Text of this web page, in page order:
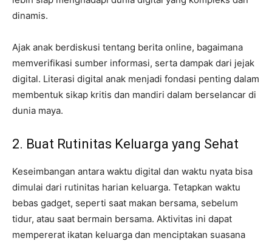
dinamis.
Ajak anak berdiskusi tentang berita online, bagaimana
memverifikasi sumber informasi, serta dampak dari jejak
digital. Literasi digital anak menjadi fondasi penting dalam
membentuk sikap kritis dan mandiri dalam berselancar di
dunia maya.
2. Buat Rutinitas Keluarga yang Sehat
Keseimbangan antara waktu digital dan waktu nyata bisa
dimulai dari rutinitas harian keluarga. Tetapkan waktu
bebas gadget, seperti saat makan bersama, sebelum
tidur, atau saat bermain bersama. Aktivitas ini dapat
mempererat ikatan keluarga dan menciptakan suasana